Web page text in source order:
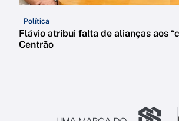
Política
Flávio atribui falta de alianças aos
Centrão